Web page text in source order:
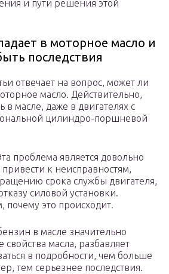
и пути решения этой
в моторное масло и
последствия
отвечает на вопрос, может ли
масло. Действительно,
в масле, даже в двигателях с
цилиндро-поршневой
проблема является довольно
к неисправностям,
срока службы двигателя,
силовой установки.
почему это происходит.
в масле значительно
масла, разбавляет
в подробности, чем больше
тем серьезнее последствия.